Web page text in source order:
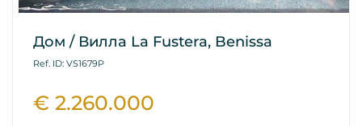
Дом / Вилла La Fustera, Benissa
Ref. ID: VS1679P
€ 2.260.000